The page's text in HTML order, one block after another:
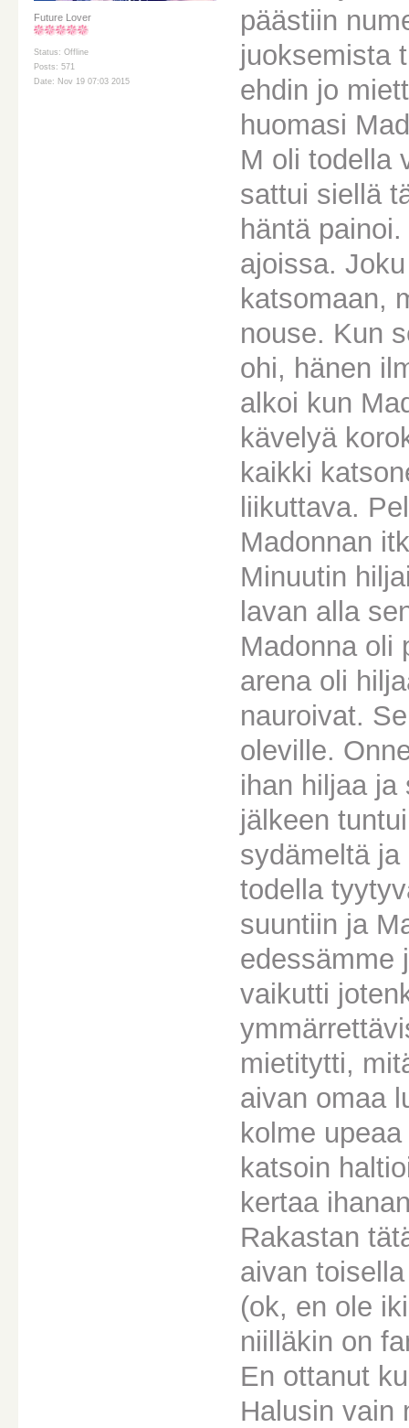
Future Lover
Status: Offline
Posts: 571
Date: Nov 19 07:03 2015
päästiin
juoksemista
ehdin jo
huomasi
M oli todella
sattui siellä
häntä
ajoissa.
katsomaan,
nouse. Kun
ohi, hänen
alkoi kun
kävelyä
kaikki
liikuttava.
Madonnan
Minuutin
lavan alla
Madonna oli
arena oli
nauroivat.
oleville.
ihan hiljaa ja
jälkeen
sydämeltä
todella
suuntiin ja
edessämme
vaikutti
mietitytti,
aivan omaa
kolme
katsoin
kertaa
Rakastan
aivan
(ok, en ole
niilläkin on
En ottanut
Halusin vain